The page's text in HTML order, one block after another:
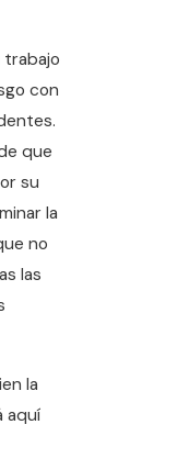
trabajo
con
que
su
la
no
las
la
aquí